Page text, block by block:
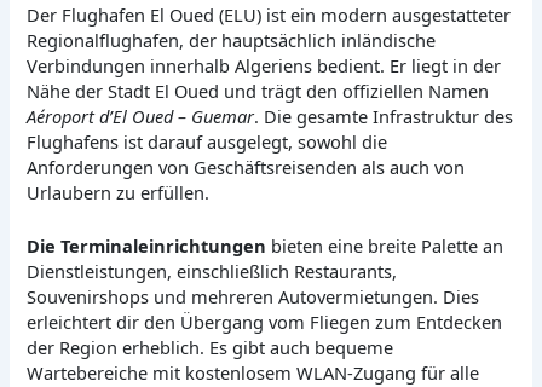
Der Flughafen El Oued (ELU) ist ein modern ausgestatteter
Regionalflughafen, der hauptsächlich inländische
Verbindungen innerhalb Algeriens bedient. Er liegt in der
Nähe der Stadt El Oued und trägt den offiziellen Namen
Aéroport d’El Oued – Guemar. Die gesamte Infrastruktur des
Flughafens ist darauf ausgelegt, sowohl die
Anforderungen von Geschäftsreisenden als auch von
Urlaubern zu erfüllen.
Die Terminaleinrichtungen bieten eine breite Palette an
Dienstleistungen, einschließlich Restaurants,
Souvenirshops und mehreren Autovermietungen. Dies
erleichtert dir den Übergang vom Fliegen zum Entdecken
der Region erheblich. Es gibt auch bequeme
Wartebereiche mit kostenlosem WLAN-Zugang für alle